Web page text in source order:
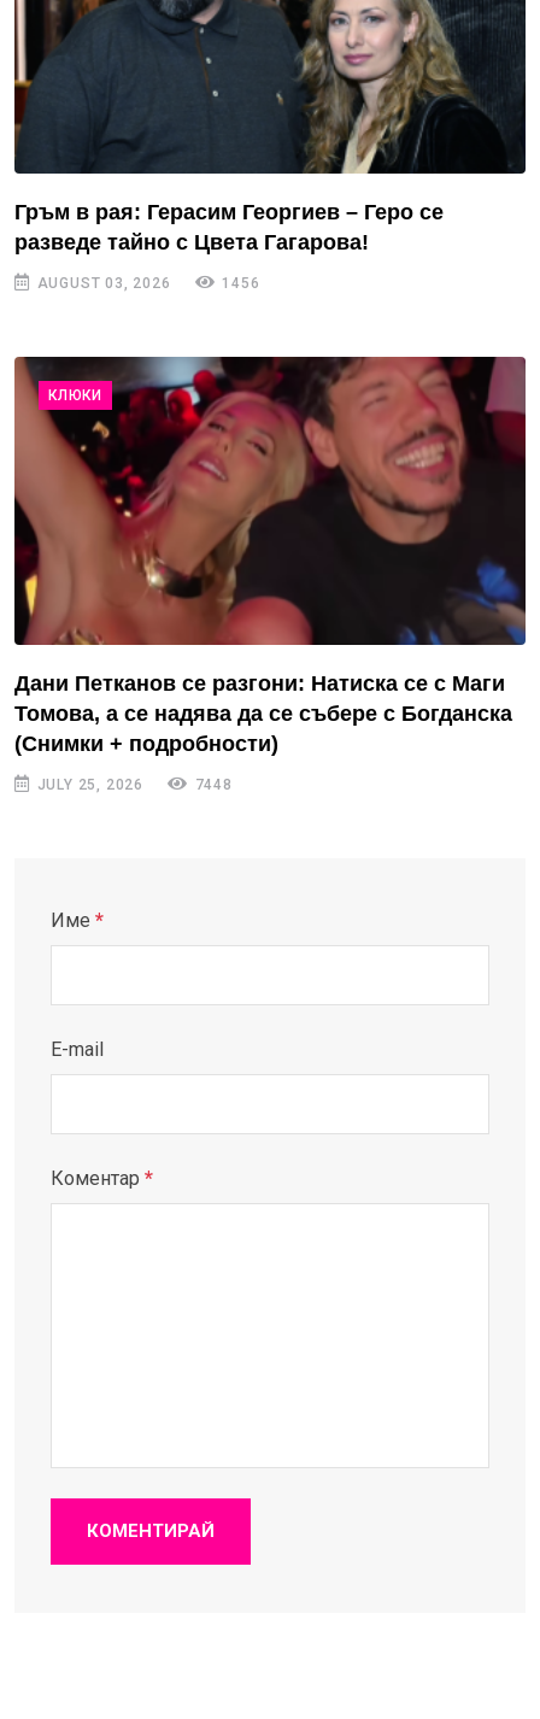
Гръм в рая: Герасим Георгиев – Геро се
разведе тайно с Цвета Гагарова!
AUGUST 03, 2026 1456
КЛЮКИ
Дани Петканов се разгони: Натиска се с Маги
Томова, а се надява да се събере с Богданска
(Снимки + подробности)
JULY 25, 2026 7448
Име *
E-mail
Коментар *
КОМЕНТИРАЙ